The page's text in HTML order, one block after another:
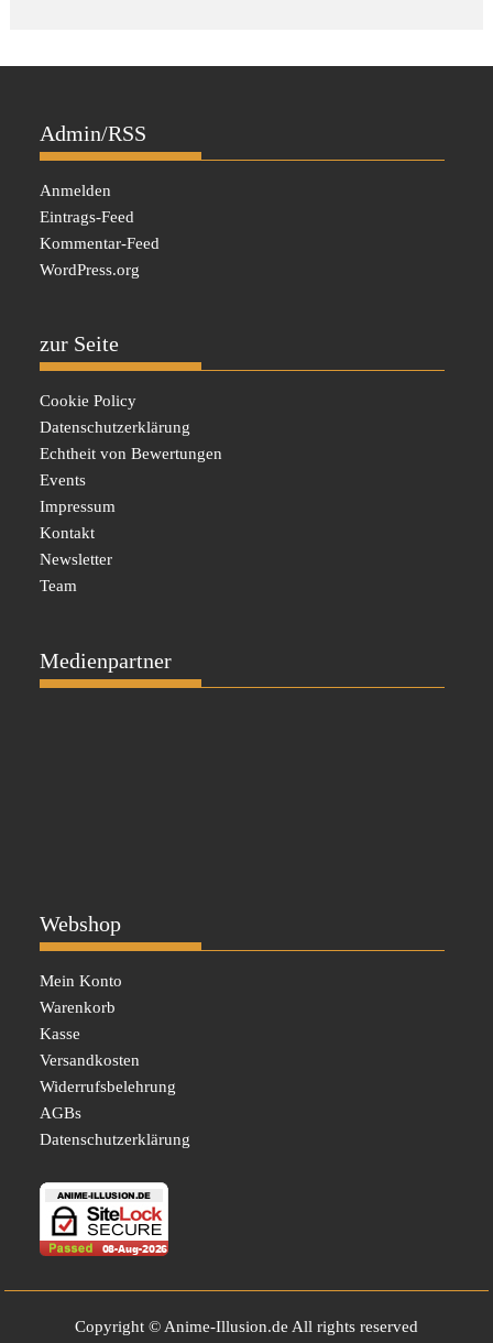
Admin/RSS
Anmelden
Eintrags-Feed
Kommentar-Feed
WordPress.org
zur Seite
Cookie Policy
Datenschutzerklärung
Echtheit von Bewertungen
Events
Impressum
Kontakt
Newsletter
Team
Medienpartner
Webshop
Mein Konto
Warenkorb
Kasse
Versandkosten
Widerrufsbelehrung
AGBs
Datenschutzerklärung
Copyright © Anime-Illusion.de All rights reserved